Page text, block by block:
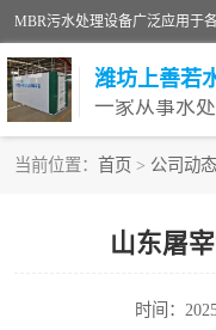
潍坊上善若
一家从事水
当前位置： 首页 > 公司动态
山东屠
时间：
洗涤污水处理设备